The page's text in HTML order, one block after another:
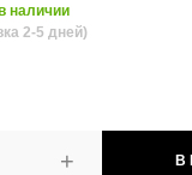
наличии
2-5 дней)
+ В